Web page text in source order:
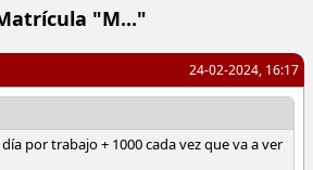
"M..."
24-02-2024, 16:17
por trabajo + 1000 cada vez que va a ver